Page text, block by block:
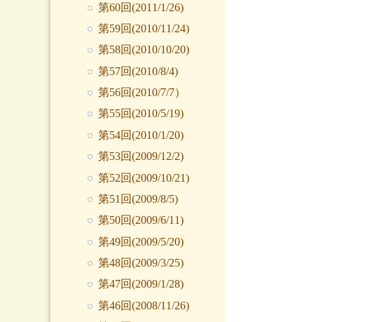
第60回(2011/1/26)
第59回(2010/11/24)
第58回(2010/10/20)
第57回(2010/8/4)
第56回(2010/7/7）
第55回(2010/5/19)
第54回(2010/1/20)
第53回(2009/12/2)
第52回(2009/10/21)
第51回(2009/8/5)
第50回(2009/6/11)
第49回(2009/5/20)
第48回(2009/3/25)
第47回(2009/1/28)
第46回(2008/11/26)